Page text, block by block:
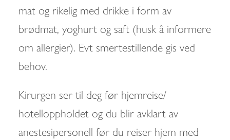
mat og rikelig med drikke i form av
brødmat, yoghurt og saft (husk å informere
om allergier). Evt smertestillende gis ved
behov.
Kirurgen ser til deg før hjemreise/
hotelloppholdet og du blir avklart av
anestesipersonell før du reiser hjem med